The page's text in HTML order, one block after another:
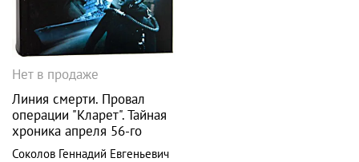
Нет в продаже
Линия смерти. Провал
операции "Кларет". Тайная
хроника апреля 56-го
Соколов Геннадий Евгеньевич